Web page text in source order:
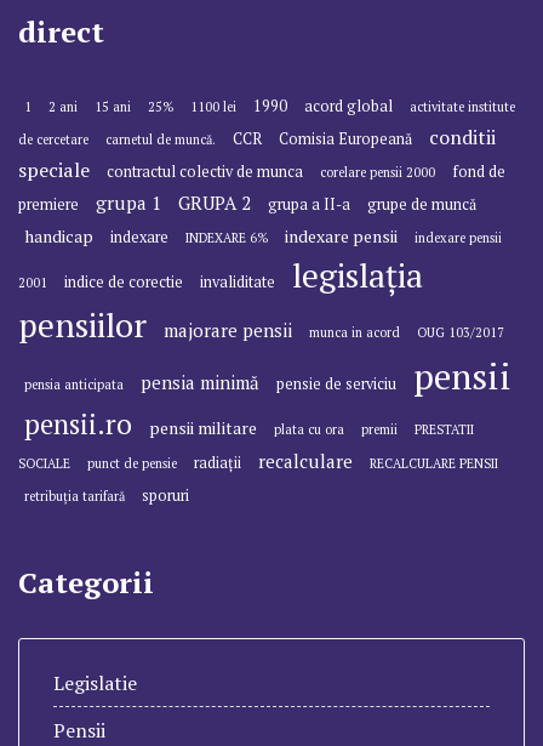
direct
1 2 ani 15 ani 25% 1100 lei 1990 acord global
activitate institute
de cercetare
carnetul de muncă. CCR Comisia Europeană
conditii
speciale
contractul colectiv de munca corelare pensii 2000
fond de
premiere
grupa 1 GRUPA 2 grupa a II-a grupe de muncă
handicap indexare INDEXARE 6% indexare pensii indexare pensii
2001 indice de corectie invaliditate
legislația
pensiilor
majorare pensii munca in acord OUG 103/2017
pensia anticipata pensia minimă pensie de serviciu pensii
pensii.ro pensii militare plata cu ora premii
PRESTATII
SOCIALE
punct de pensie radiații recalculare
RECALCULARE PENSII
retribuția tarifară
sporuri
Categorii
Legislatie
Pensii